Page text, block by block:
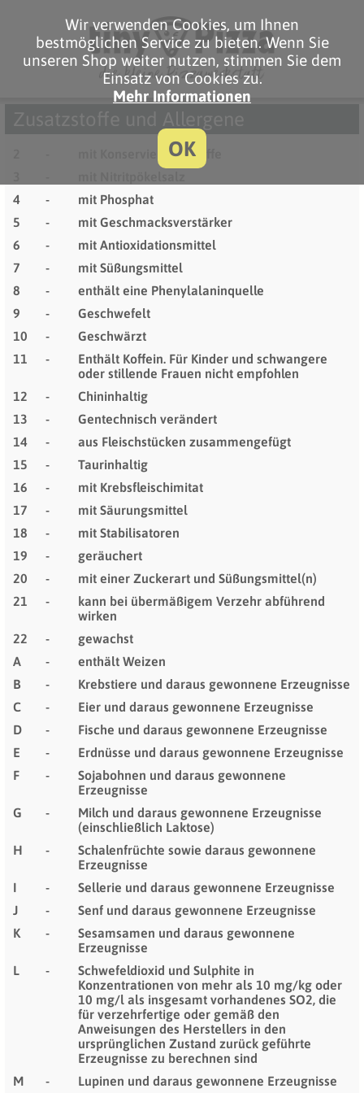
mit Konservierungsstoffe
4
-
mit Phosphat
5
-
mit Geschmacksverstärker
6
-
mit Antioxidationsmittel
7
-
mit Süßungsmittel
8
-
enthält eine Phenylalaninquelle
9
-
Geschwefelt
10
-
Geschwärzt
11
-
Enthält Koffein. Für Kinder und schwangere
oder stillende Frauen nicht empfohlen
12
-
Chininhaltig
13
-
Gentechnisch verändert
14
-
aus Fleischstücken zusammengefügt
15
-
Taurinhaltig
16
-
mit Krebsfleischimitat
17
-
mit Säurungsmittel
18
-
mit Stabilisatoren
19
-
geräuchert
20
-
mit einer Zuckerart und Süßungsmittel(n)
21
-
kann bei übermäßigem Verzehr abführend
wirken
22
-
gewachst
A
-
enthält Weizen
B
-
Krebstiere und daraus gewonnene Erzeugnisse
C
-
Eier und daraus gewonnene Erzeugnisse
D
-
Fische und daraus gewonnene Erzeugnisse
E
-
Erdnüsse und daraus gewonnene Erzeugnisse
F
-
Sojabohnen und daraus gewonnene
Erzeugnisse
G
-
Milch und daraus gewonnene Erzeugnisse
(einschließlich Laktose)
H
-
Schalenfrüchte sowie daraus gewonnene
Erzeugnisse
I
-
Sellerie und daraus gewonnene Erzeugnisse
J
-
Senf und daraus gewonnene Erzeugnisse
K
-
Sesamsamen und daraus gewonnene
Erzeugnisse
L
-
Schwefeldioxid und Sulphite in
Konzentrationen von mehr als 10 mg/kg oder
10 mg/l als insgesamt vorhandenes SO2, die
für verzehrfertige oder gemäß den
Anweisungen des Herstellers in den
ursprünglichen Zustand zurück­ geführte
Erzeugnisse zu berechnen sind
M
- Lupinen und daraus gewonnene Erzeugnisse
Wir verwenden Cookies, um Ihnen
bestmöglichen Service zu bieten. Wenn Sie
unseren Shop weiter nutzen, stimmen Sie dem
Einsatz von Cookies zu.
Mehr Informationen
OK